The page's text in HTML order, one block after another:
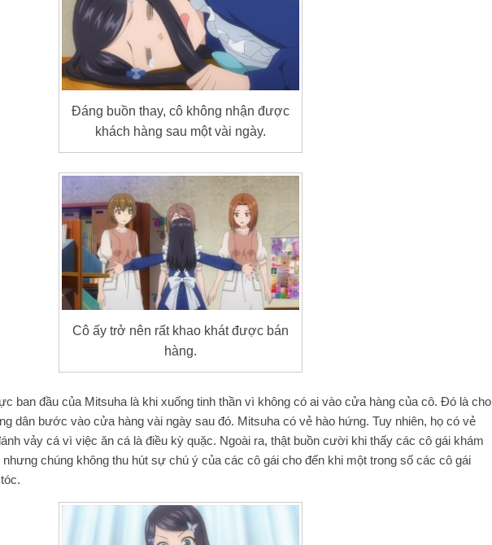
Đáng buồn thay, cô không nhận được
khách hàng sau một vài ngày.
Cô ấy trở nên rất khao khát được bán
hàng.
ban đầu của Mitsuha là khi xuống tinh thần vì không có ai vào cửa hàng của cô. Đó là cho
dân bước vào cửa hàng vài ngày sau đó. Mitsuha có vẻ hào hứng. Tuy nhiên, họ có vẻ
vảy cá vì việc ăn cá là điều kỳ quặc. Ngoài ra, thật buồn cười khi thấy các cô gái khám
chúng không thu hút sự chú ý của các cô gái cho đến khi một trong số các cô gái